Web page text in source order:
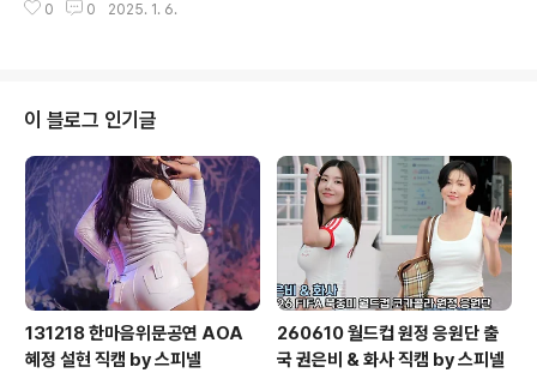
0 0 2025. 1. 6.
이 블로그 인기글
131218 한마음위문공연 AOA
혜정 설현 직캠 by 스피넬
260610 월드컵 원정 응원단 출
국 권은비 & 화사 직캠 by 스피넬